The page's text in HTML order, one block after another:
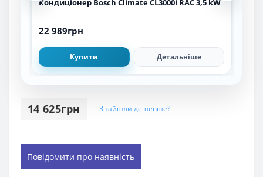
22 989грн
Купити Детальніше
14 625грн Знайшли дешевше?
Повідомити про наявність